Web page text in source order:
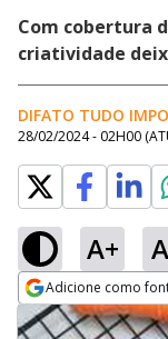
Com cobertura
criatividade
DIFATO TUDO
28/02/2024 - 02H00
A+
Adicione como
Opens in new